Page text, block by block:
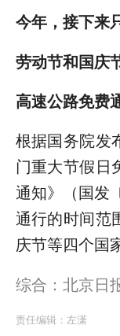
今年，接下来
劳动节和国庆
高速公路免费
根据国务院发
门重大节假日
通知》（国发
通行的时间范
庆节等四个国
综合：北京日
责任编辑： 左潇